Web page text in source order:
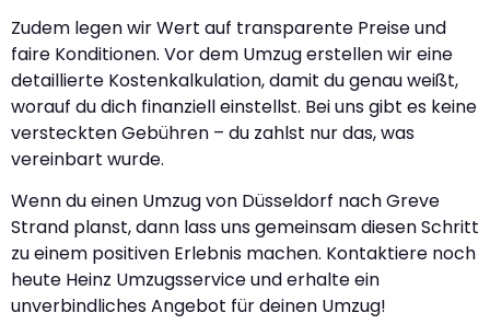
Zudem legen wir Wert auf transparente Preise und
faire Konditionen. Vor dem Umzug erstellen wir eine
detaillierte Kostenkalkulation, damit du genau weißt,
worauf du dich finanziell einstellst. Bei uns gibt es keine
versteckten Gebühren – du zahlst nur das, was
vereinbart wurde.
Wenn du einen Umzug von Düsseldorf nach Greve
Strand planst, dann lass uns gemeinsam diesen Schritt
zu einem positiven Erlebnis machen. Kontaktiere noch
heute Heinz Umzugsservice und erhalte ein
unverbindliches Angebot für deinen Umzug!